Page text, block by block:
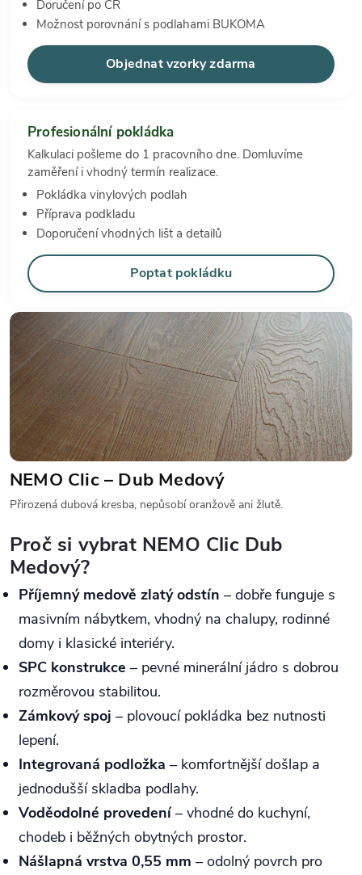
Doručení po ČR
Možnost porovnání s podlahami BUKOMA
Objednat vzorky zdarma
Profesionální pokládka
Kalkulaci pošleme do 1 pracovního dne. Domluvíme
zaměření i vhodný termín realizace.
Pokládka vinylových podlah
Příprava podkladu
Doporučení vhodných lišt a detailů
Poptat pokládku
NEMO Clic – Dub Medový
Přirozená dubová kresba, nepůsobí oranžově ani žlutě.
Proč si vybrat NEMO Clic Dub
Medový?
Příjemný medově zlatý odstín – dobře funguje s
masivním nábytkem, vhodný na chalupy, rodinné
domy i klasické interiéry.
SPC konstrukce – pevné minerální jádro s dobrou
rozměrovou stabilitou.
Zámkový spoj – plovoucí pokládka bez nutnosti
lepení.
Integrovaná podložka – komfortnější došlap a
jednodušší skladba podlahy.
Voděodolné provedení– vhodné do kuchyní,
chodeb i běžných obytných prostor.
Nášlapná vrstva 0,55 mm – odolný povrch pro